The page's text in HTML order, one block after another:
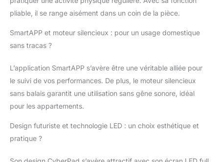
pliable, il se range aisément dans un coin de la pièce.
SmartAPP et moteur silencieux : pour un usage domestique
sans tracas ?
L’application SmartAPP s’avère être une véritable alliée pour
le suivi de vos performances. De plus, le moteur silencieux
sans balais garantit une utilisation sans gêne sonore, idéal
pour les appartements.
Design futuriste et technologie LED : un choix esthétique et
pratique ?